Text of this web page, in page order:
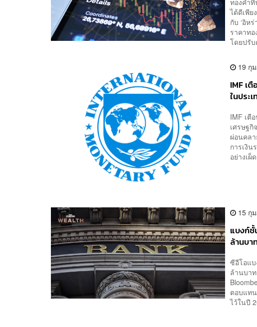
ได้ดีเพีย
กับ ‘อิห
ราคาท
โดยปรั
19 กุ
IMF เ
ในประ
IMF เตื
เศรษฐกิ
ผ่อนคล
การเงิ
อย่างเผ็
15 กุ
แบงก์ชั้
ล้านบา
ซีอีโอแ
ล้านบา
ตอบแท
ไว้ในปี